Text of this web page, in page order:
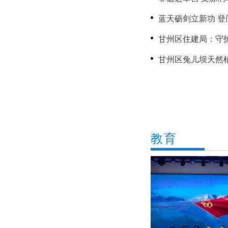
双拥·共传文脉守
蓝天砺剑立新功
二等功军人家庭送
甘州区住建局：守
甘州区兔儿坝天然
教育